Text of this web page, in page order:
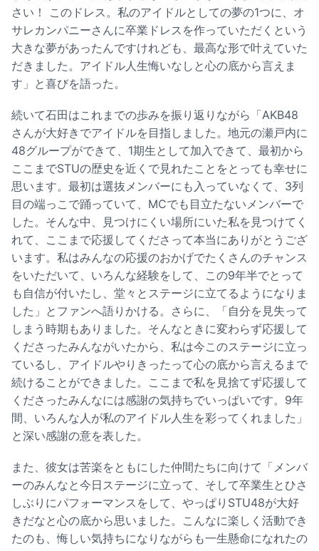
さい！ このドレス。私のアイドルとしての夢の1つに、オ
サレカンパニーさんに卒業ドレスを作っていただくという
大きな夢があったんですけれども、最高な形で叶えていた
だきました。アイドル人生悔いなしと心の底から言えま
す」と喜びを語った。
続いて石田はこれまでの歩みを振り返りながら「AKB48
さんが大好きでアイドルを目指しました。地元の瀬戸内に
48グループができて、1期生として加入できて、最初から
ここまでSTUの歴史を近くで見れたことをとっても幸せに
思います。最初は選抜メンバーにも入っていなくて、3列
目の端っこで踊っていて、MCでも目立たないメンバーで
した。そんな中、見つけにくい場所にいた私を見つけてく
れて、ここまで応援してくださって本当にありがとうござ
います。私はみんなの応援のおかげでたくさんのチャンス
をいただいて、いろんな経験をして、この9年半でとって
も自信が付いたし、堂々とステージに立てるようになりま
した」とファンへ語りかける。さらに、「自分を見失って
しまう時期もありました。そんなときに変わらず応援して
くださったみんながいたから、私は今このステージに立っ
ているし、アイドルやりきったって心の底から言えるまで
続けることができました。ここまで私を見捨てず応援して
くださったみんなには感謝の気持ちでいっぱいです。9年
間、いろんな人が私のアイドル人生を彩ってくれました」
と深い感謝の意を表した。
また、彼女は苦楽をともにした仲間たちに向けて「メンバ
ーのみんなと今日ステージに立って、そして卒業生とひさ
しぶりにパフォーマンスをして、やっぱりSTU48が大好
きだなと心の底から思いました。こんなに楽しく活動でき
たのも、悔しい気持ちになりながらも一生懸命になれたの